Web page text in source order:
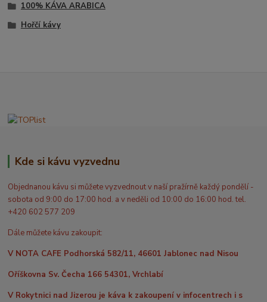
100% KÁVA ARABICA
Hořčí kávy
Kde si kávu vyzvednu
Objednanou kávu si můžete vyzvednout v naší pražírně každý pondělí -
sobota od 9:00 do 17:00 hod. a v neděli od 10:00 do 16:00 hod. tel.
+420 602 577 209
Dále můžete kávu zakoupit:
V NOTA CAFE Podhorská 582/11, 46601 Jablonec nad Nisou
Oříškovna Sv. Čecha 166 54301, Vrchlabí
V Rokytnici nad Jizerou je káva k zakoupení v infocentrech i s